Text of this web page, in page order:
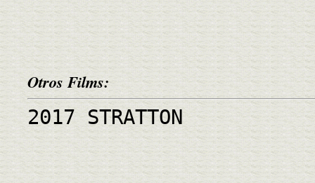
Otros Films:
2017 STRATTON